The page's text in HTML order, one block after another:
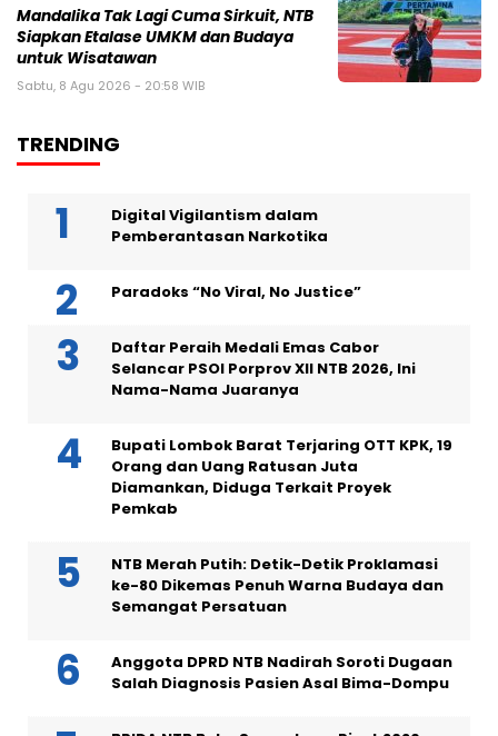
Mandalika Tak Lagi Cuma Sirkuit, NTB
Siapkan Etalase UMKM dan Budaya
untuk Wisatawan
Sabtu, 8 Agu 2026 - 20:58 WIB
TRENDING
Digital Vigilantism dalam
Pemberantasan Narkotika
Paradoks “No Viral, No Justice”
Daftar Peraih Medali Emas Cabor
Selancar PSOI Porprov XII NTB 2026, Ini
Nama-Nama Juaranya
Bupati Lombok Barat Terjaring OTT KPK, 19
Orang dan Uang Ratusan Juta
Diamankan, Diduga Terkait Proyek
Pemkab
NTB Merah Putih: Detik-Detik Proklamasi
ke-80 Dikemas Penuh Warna Budaya dan
Semangat Persatuan
Anggota DPRD NTB Nadirah Soroti Dugaan
Salah Diagnosis Pasien Asal Bima-Dompu